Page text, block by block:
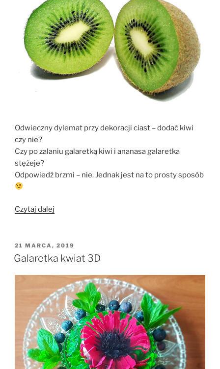
Odwieczny dylemat przy dekoracji ciast – dodać kiwi
czy nie?
Czy po zalaniu galaretką kiwi i ananasa galaretka
stężeje?
Odpowiedź brzmi – nie. Jednak jest na to prosty sposób
Czytaj dalej
po
dodaniu
ananasa?”
OPUBLIKOWANE
W
21 MARCA, 2019
Galaretka kwiat 3D